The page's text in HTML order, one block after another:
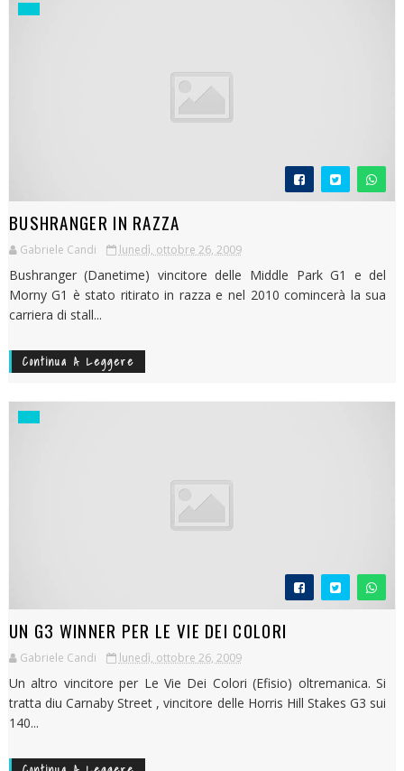
BUSHRANGER IN RAZZA
Gabriele Candi lunedì, ottobre 26, 2009
Bushranger (Danetime) vincitore delle Middle Park G1 e del
Morny G1 è stato ritirato in razza e nel 2010 comincerà la sua
carriera di stall...
Continua A Leggere
UN G3 WINNER PER LE VIE DEI COLORI
Gabriele Candi lunedì, ottobre 26, 2009
Un altro vincitore per Le Vie Dei Colori (Efisio) oltremanica. Si
tratta diu Carnaby Street , vincitore delle Horris Hill Stakes G3 sui
140...